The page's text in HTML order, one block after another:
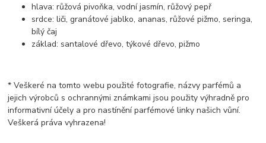
hlava: růžová pivoňka, vodní jasmín, růžový pepř
srdce: liči, granátové jablko, ananas, růžové pižmo, seringa,
bílý čaj
základ: santalové dřevo, týkové dřevo, pižmo
* Veškeré na tomto webu použité fotografie, názvy parfémů a
jejich výrobců s ochrannými známkami jsou použity výhradně pro
informativní účely a pro nastínění parfémové linky našich vůní.
Veškerá práva vyhrazena!